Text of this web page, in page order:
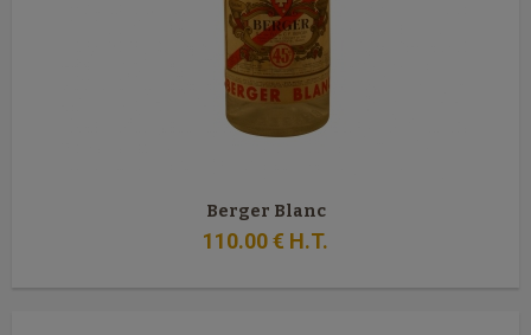
Berger Blanc
110.00€ H.T.